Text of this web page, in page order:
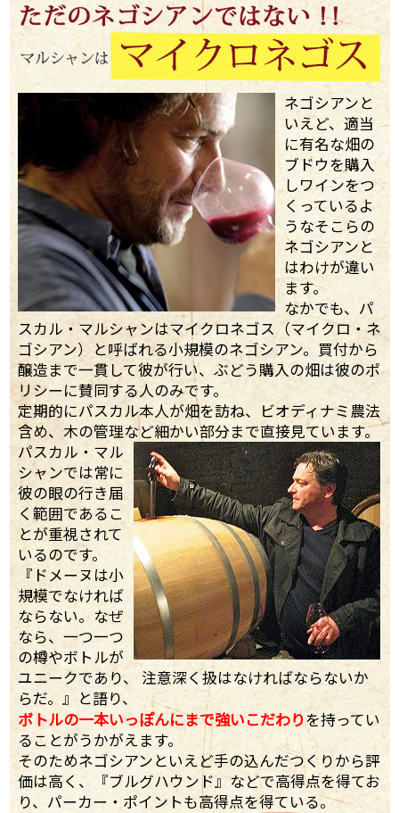
ネゴシアンと
いえど、適当
に有名な畑の
ブドウを購入
しワインをつ
くっているよ
うなそこらの
ネゴシアンと
はわけが違い
ます。
なかでも、パ
スカル・マルシャンはマイクロネゴス（マイクロ・ネ
ゴシアン）と呼ばれる小規模のネゴシアン。買付から
醸造まで一貫して彼が行い、ぶどう購入の畑は彼のポ
リシーに賛同する人のみです。
定期的にパスカル本人が畑を訪ね、ビオディナミ農法
含め、木の管理など細かい部分まで直接見ています。
パスカル・マル
シャンでは常に
彼の眼の行き届
く範囲であるこ
とが重視されて
いるのです。
『ドメーヌは小
規模でなければ
ならない。なぜ
なら、一つ一つ
の樽やボトルが
ユニークであり、 注意深く扱はなければならないか
らだ。』と語り、
ボトルの一本いっぽんにまで強いこだわりを持ってい
ることがうかがえます。
そのためネゴシアンといえど手の込んだつくりから評
価は高く、『ブルグハウンド』などで高得点を得てお
り、パーカー・ポイントも高得点を得ている。